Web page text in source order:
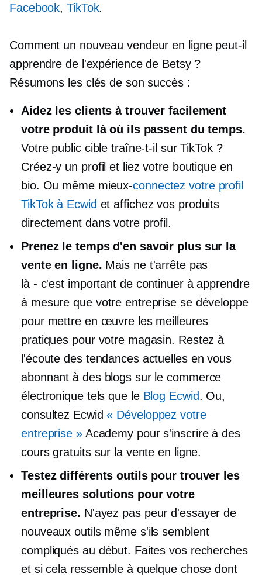
Facebook,TikTok.
Comment un nouveau vendeur en ligne peut-il
apprendre de l'expérience de Betsy ?
Résumons les clés de son succès :
Aidez les clients à trouver facilement
votre produit là où ils passent du temps.
Votre public cible traîne-t-il sur TikTok ?
Créez-y un profil et liez votre boutique en
bio. Ou même mieux-connectez votre profil
TikTok à Ecwid et affichez vos produits
directement dans votre profil.
Prenez le temps d'en savoir plus sur la
vente en ligne. Mais ne t'arrête pas
là - c'est important de continuer à apprendre
à mesure que votre entreprise se développe
pour mettre en œuvre les meilleures
pratiques pour votre magasin. Restez à
l'écoute des tendances actuelles en vous
abonnant à des blogs sur le commerce
électronique tels que le Blog Ecwid. Ou,
consultez Ecwid « Développez votre
entreprise »Academy pour s'inscrire à des
cours gratuits sur la vente en ligne.
Testez différents outils pour trouver les
meilleures solutions pour votre
entreprise. N'ayez pas peur d'essayer de
nouveaux outils même s'ils semblent
compliqués au début. Faites vos recherches
et si cela ressemble à quelque chose dont